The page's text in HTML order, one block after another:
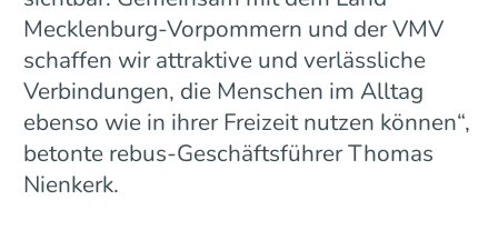
Mecklenburg-Vorpommern und der VMV
schaffen wir attraktive und verlässliche
Verbindungen, die Menschen im Alltag
ebenso wie in ihrer Freizeit nutzen können“,
betonte rebus-Geschäftsführer Thomas
Nienkerk.